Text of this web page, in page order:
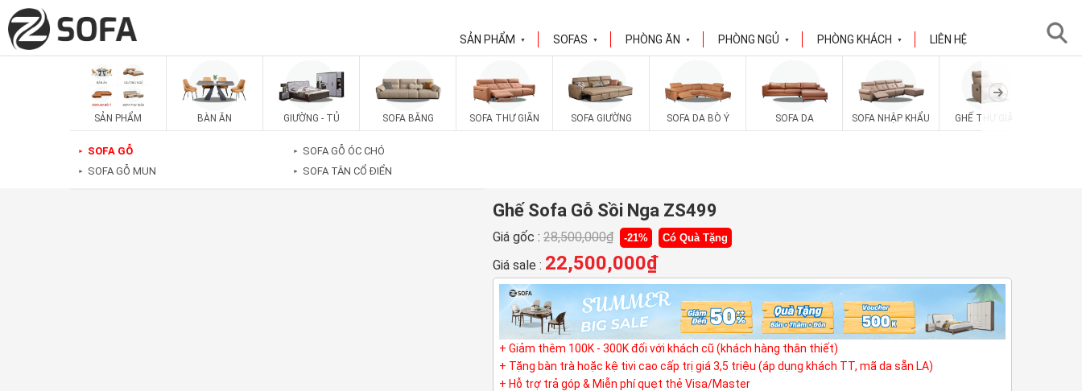
SẢN PHẨM ▼ SOFAS ▼ PHÒNG ĂN ▼ PHÒNG NGỦ ▼ PHÒNG KHÁCH ▼ LIÊN HỆ
SẢN PHẨM BÀN ĂN GIƯỜNG - TỦ SOFA BĂNG SOFA THƯ GIÃN SOFA GIƯỜNG SOFA DA BÒ Ý SOFA DA SOFA NHẬP KHẨU GHẾ THƯ GIÃN
► SOFA GỖ
► SOFA GỖ MUN
► SOFA GỖ ÓC CHÓ
► SOFA TÂN CỔ ĐIỂN
Ghế Sofa Gỗ Sồi Nga ZS499
Giá gốc : 28,500,000₫ -21% Có Quà Tặng
Giá sale : 22,500,000₫
+ Giảm thêm 100K - 300K đối với khách cũ (khách hàng thân thiết)
+ Tặng bàn trà hoặc kệ tivi cao cấp trị giá 3,5 triệu (áp dụng khách TT, mã da sẵn LA)
+ Hỗ trợ trả góp & Miễn phí quẹt thẻ Visa/Master